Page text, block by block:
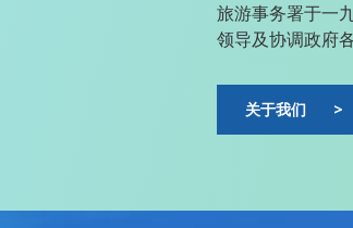
旅游事务署于一
领导及协调政府
关于我们 >